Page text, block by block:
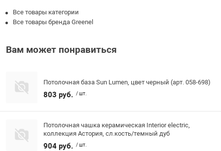
Все товары категории
Все товары бренда Greenel
Вам может понравиться
Потолочная база Sun Lumen, цвет черный (арт. 058-698)
803 руб. / шт.
Потолочная чашка керамическая Interior electric,
коллекция Астория, сл.кость/темный дуб
904 руб. / шт.